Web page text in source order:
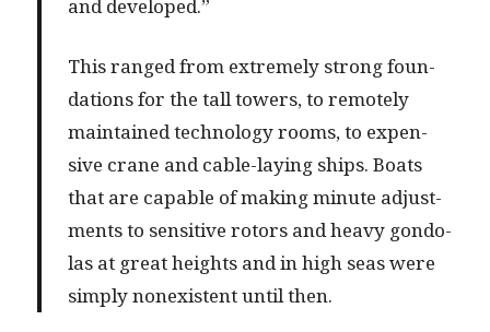
and developed.”
This ranged from extreme­ly strong foun­
da­tions for the tall tow­ers, to remote­ly
main­tained tech­nol­o­gy rooms, to expen­
sive crane and cable-lay­ing ships. Boats
that are capa­ble of mak­ing minute adjust­
ments to sen­si­tive rotors and heavy gon­do­
las at great heights and in high seas were
sim­ply nonex­is­tent until then.